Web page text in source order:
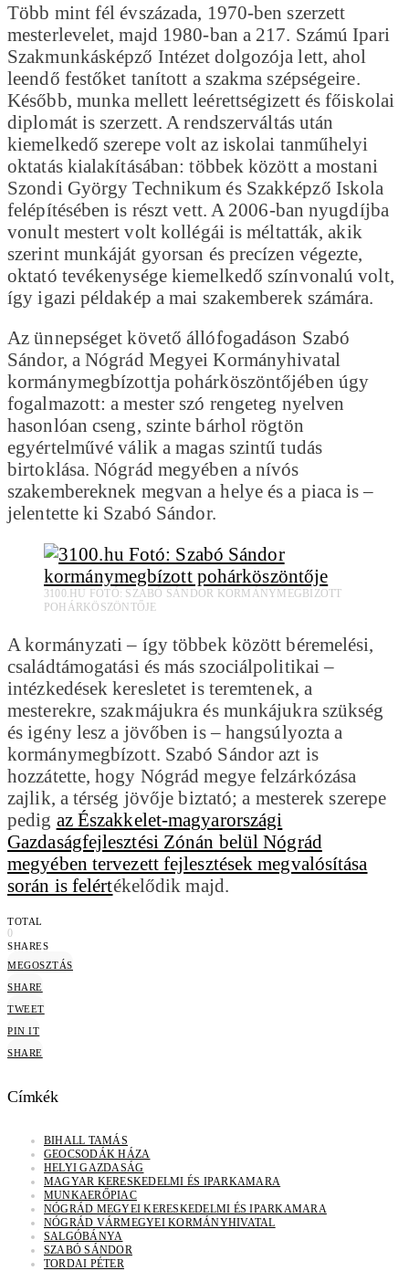
Több mint fél évszázada, 1970-ben szerzett
mesterlevelet, majd 1980-ban a 217. Számú Ipari
Szakmunkásképző Intézet dolgozója lett, ahol
leendő festőket tanított a szakma szépségeire.
Később, munka mellett leérettségizett és főiskolai
diplomát is szerzett. A rendszerváltás után
kiemelkedő szerepe volt az iskolai tanműhelyi
oktatás kialakításában: többek között a mostani
Szondi György Technikum és Szakképző Iskola
felépítésében is részt vett. A 2006-ban nyugdíjba
vonult mestert volt kollégái is méltatták, akik
szerint munkáját gyorsan és precízen végezte,
oktató tevékenysége kiemelkedő színvonalú volt,
így igazi példakép a mai szakemberek számára.
Az ünnepséget követő állófogadáson Szabó
Sándor, a Nógrád Megyei Kormányhivatal
kormánymegbízottja pohárköszöntőjében úgy
fogalmazott: a mester szó rengeteg nyelven
hasonlóan cseng, szinte bárhol rögtön
egyértelművé válik a magas szintű tudás
birtoklása. Nógrád megyében a nívós
szakembereknek megvan a helye és a piaca is –
jelentette ki Szabó Sándor.
3100.HU FOTÓ: SZABÓ SÁNDOR KORMÁNYMEGBÍZOTT
POHÁRKÖSZÖNTŐJE
A kormányzati – így többek között béremelési,
családtámogatási és más szociálpolitikai –
intézkedések keresletet is teremtenek, a
mesterekre, szakmájukra és munkájukra szükség
és igény lesz a jövőben is – hangsúlyozta a
kormánymegbízott. Szabó Sándor azt is
hozzátette, hogy Nógrád megye felzárkózása
zajlik, a térség jövője biztató; a mesterek szerepe
pedig az Északkelet-magyarországi
Gazdaságfejlesztési Zónán belül Nógrád
megyében tervezett fejlesztések megvalósítása
során is felértékelődik majd.
TOTAL
0
SHARES
MEGOSZTÁS
SHARE
TWEET
PIN IT
SHARE
Címkék
BIHALL TAMÁS
GEOCSODÁK HÁZA
HELYI GAZDASÁG
MAGYAR KERESKEDELMI ÉS IPARKAMARA
MUNKAERŐPIAC
NÓGRÁD MEGYEI KERESKEDELMI ÉS IPARKAMARA
NÓGRÁD VÁRMEGYEI KORMÁNYHIVATAL
SALGÓBÁNYA
SZABÓ SÁNDOR
TORDAI PÉTER